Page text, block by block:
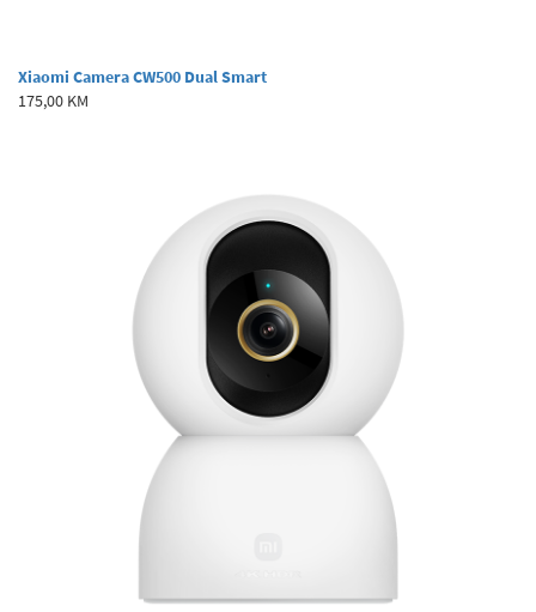
Xiaomi Camera CW500 Dual Smart
175,00 KM